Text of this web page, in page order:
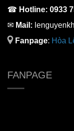
☎ Hotline: 0933
✉ Mail:
Fanpage: Hòa
FANPAGE